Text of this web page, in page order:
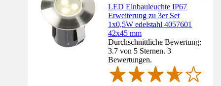
LED Einbauleuchte IP67
Erweiterung zu 3er Set
1x0,5W edelstahl 4057601
42x45 mm
Durchschnittliche Bewertung:
3.7 von 5 Sternen. 3
Bewertungen.